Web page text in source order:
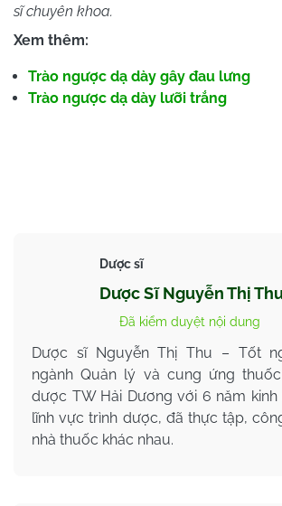
sĩ chuyên khoa.
Xem thêm:
Trào ngược dạ dày gây đau lưng
Trào ngược dạ dày lưỡi trắng
Dược sĩ
Dược Sĩ Nguyễn Thị
Đã kiểm duyệt nội dung
Dược sĩ Nguyễn Thị Thu – Tốt
ngành Quản lý và cung ứng
dược TW Hải Dương với 6 năm kinh
lĩnh vực trình dược, đã thực tập,
nhà thuốc khác nhau.